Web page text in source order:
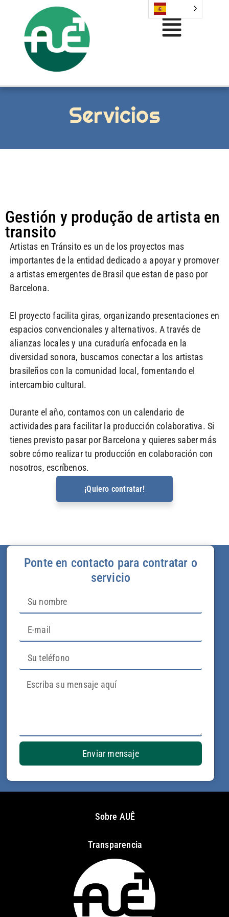
Servicios
Gestión y produção de artista en
transito
Artistas en Tránsito es un de los proyectos mas
importantes de la entidad dedicado a apoyar y promover
a artistas emergentes de Brasil que estan de paso por
Barcelona.
El proyecto facilita giras, organizando presentaciones en
espacios convencionales y alternativos. A través de
alianzas locales y una curaduría enfocada en la
diversidad sonora, buscamos conectar a los artistas
brasileños con la comunidad local, fomentando el
intercambio cultural.
Durante el año, contamos con un calendario de
actividades para facilitar la producción colaborativa. Si
tienes previsto pasar por Barcelona y quieres saber más
sobre cómo realizar tu producción en colaboración con
nosotros, escríbenos.
¡Quiero contratar!
Ponte en contacto para contratar o
servicio
Enviar mensaje
Sobre AUÊ
Transparencia